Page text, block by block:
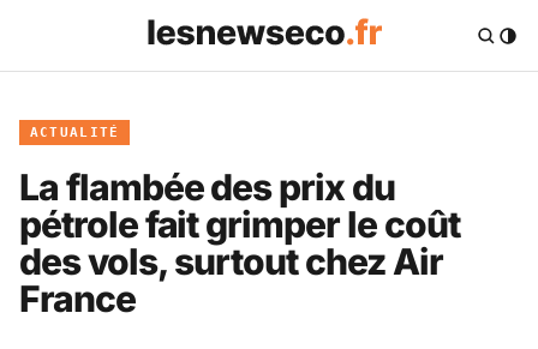
ACTUALITÉ
La flambée des prix du
pétrole fait grimper le coût
des vols, surtout chez Air
France